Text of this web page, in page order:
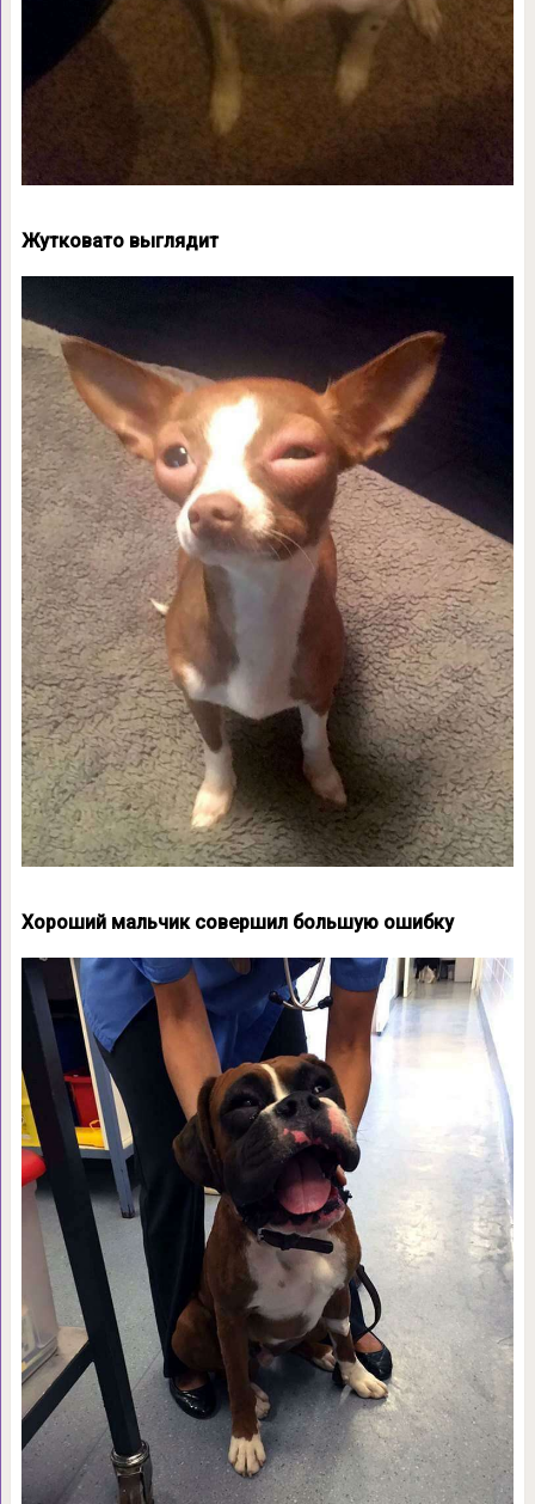
Жутковато выглядит
Хороший мальчик совершил большую ошибку